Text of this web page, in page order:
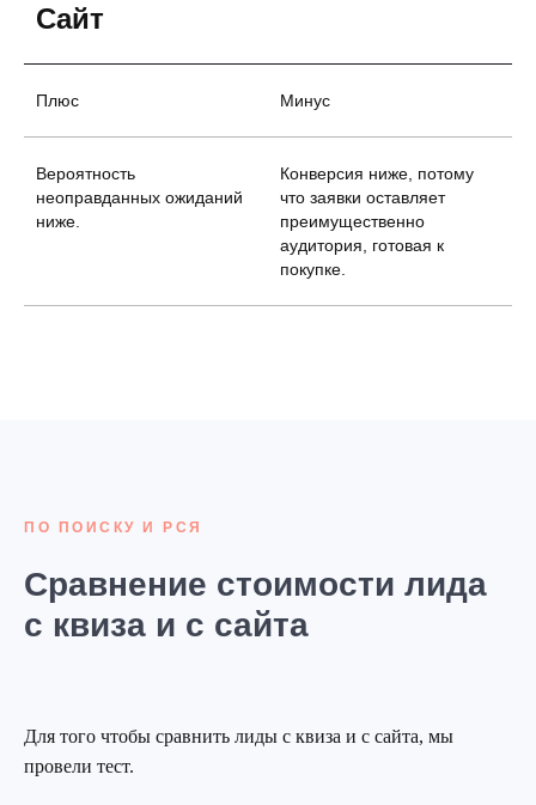
Сайт
Плюс Минус
Вероятность
неоправданных ожиданий
ниже.
Конверсия ниже, потому
что заявки оставляет
преимущественно
аудитория, готовая к
покупке.
ПО ПОИСКУ И РСЯ
Сравнение стоимости лида
с квиза и с сайта
Для того чтобы сравнить лиды с квиза и с сайта, мы
провели тест.